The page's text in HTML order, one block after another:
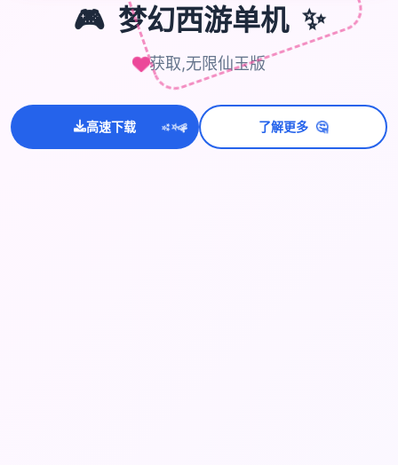
🎮 梦幻西游单机 ✨
获取,无限仙玉版
高速下载 ✨
⭐💫 了解更多 🤔